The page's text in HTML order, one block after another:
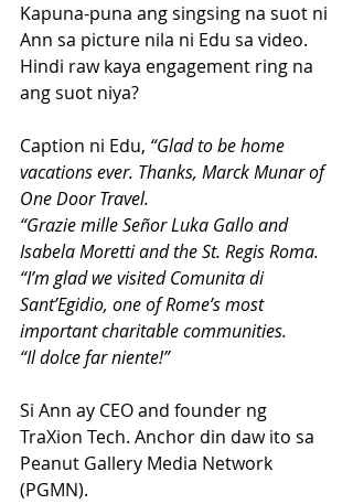
Kapuna-puna ang singsing na suot ni
Ann sa picture nila ni Edu sa video.
Hindi raw kaya engagement ring na
ang suot niya?
Caption ni Edu, “Glad to be home
vacations ever. Thanks, Marck Munar of
One Door Travel.
“Grazie mille Señor Luka Gallo and
Isabela Moretti and the St. Regis Roma.
“I’m glad we visited Comunita di
Sant’Egidio, one of Rome’s most
important charitable communities.
“Il dolce far niente!”
Si Ann ay CEO and founder ng
TraXion Tech. Anchor din daw ito sa
Peanut Gallery Media Network
(PGMN).